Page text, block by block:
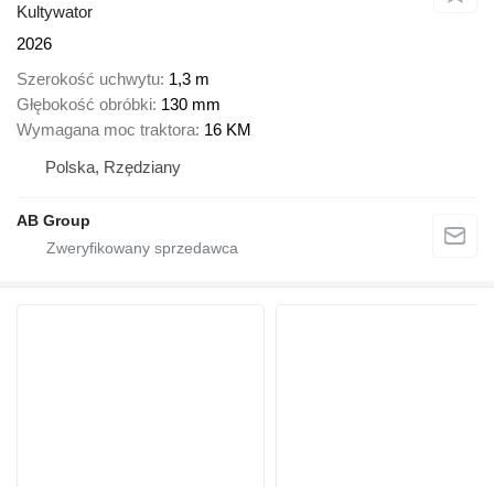
Kultywator
2026
Szerokość uchwytu 1,3 m
Głębokość obróbki 130 mm
Wymagana moc traktora 16 KM
Polska, Rzędziany
AB Group